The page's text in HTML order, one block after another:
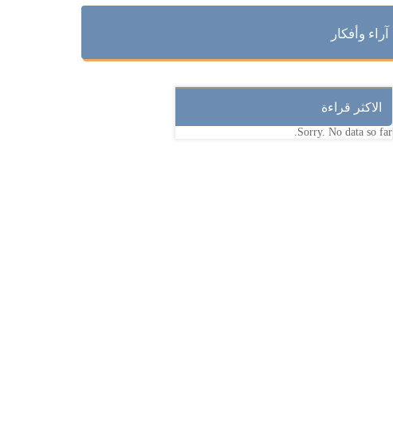
آراء وأفكار
الاكثر قراءة
Sorry. No data so far.